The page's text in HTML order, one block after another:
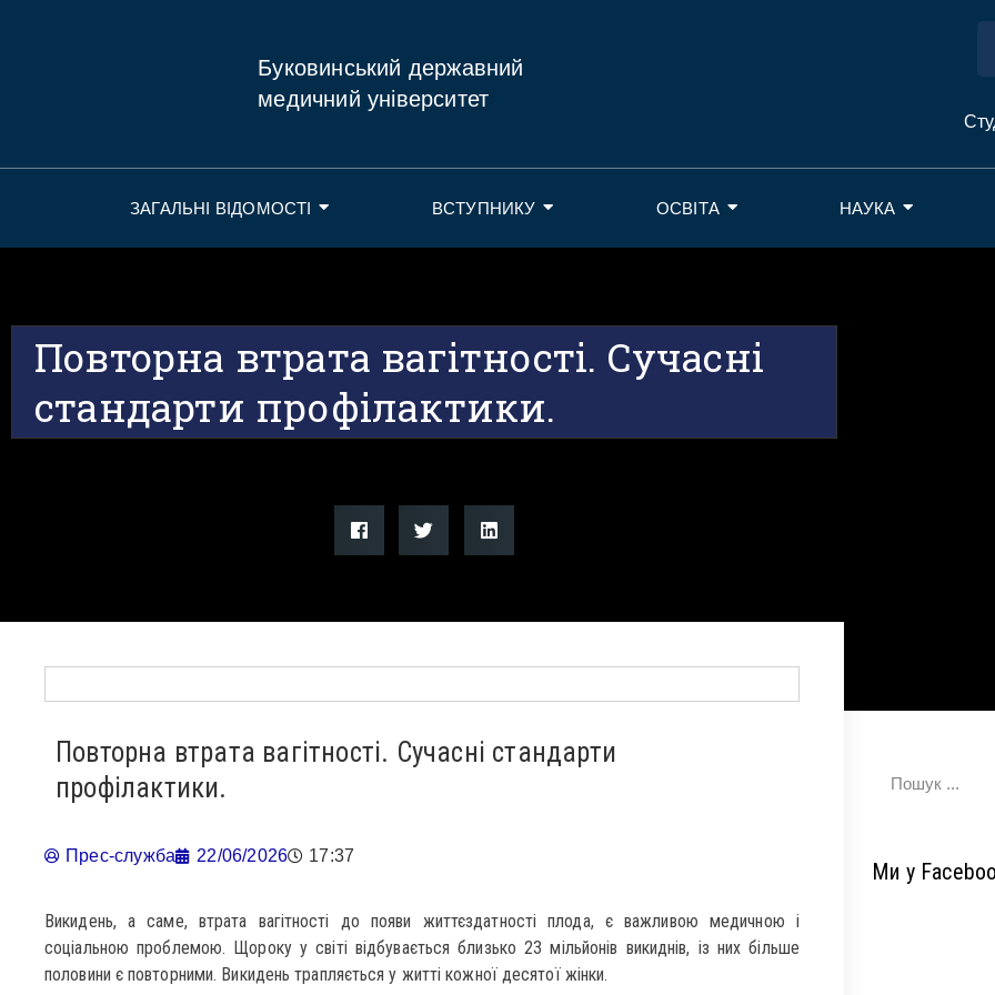
Буковинський державний
медичний університет
ЗАГАЛЬНІ ВІДОМОСТІ ВСТУПНИКУ ОСВІТА НАУКА
Повторна втрата вагітності. Сучасні
стандарти профілактики.
Повторна втрата вагітності. Сучасні стандарти
профілактики.
Прес-служба 22/06/2026 17:37
Викидень, а саме, втрата вагітності до появи життєздатності плода, є важливою медичною і
соціальною проблемою. Щороку у світі відбувається близько 23 мільйонів викиднів, із них більше
половини є повторними. Викидень трапляється у житті кожної десятої жінки.
Ми у